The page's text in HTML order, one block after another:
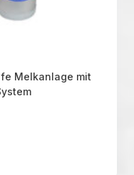
Melkanlage mit